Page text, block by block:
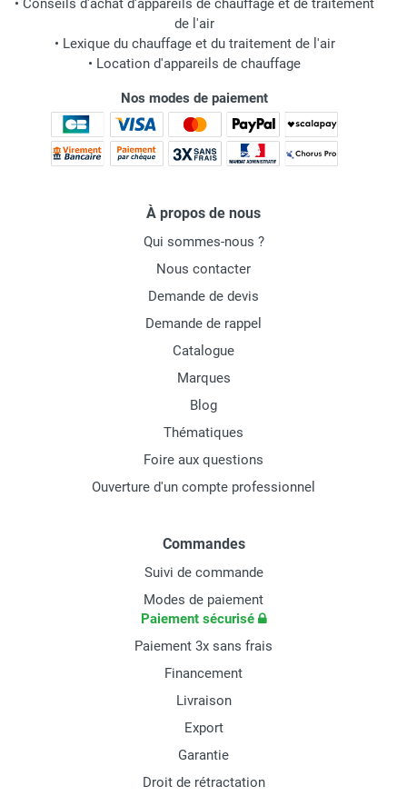
• Conseils d'achat d'appareils de chauffage et de traitement
de l'air
• Lexique du chauffage et du traitement de l'air
• Location d'appareils de chauffage
Nos modes de paiement
À propos de nous
Qui sommes-nous ?
Nous contacter
Demande de devis
Demande de rappel
Catalogue
Marques
Blog
Thématiques
Foire aux questions
Ouverture d'un compte professionnel
Commandes
Suivi de commande
Modes de paiement
Paiement sécurisé
Paiement 3x sans frais
Financement
Livraison
Export
Garantie
Droit de rétractation